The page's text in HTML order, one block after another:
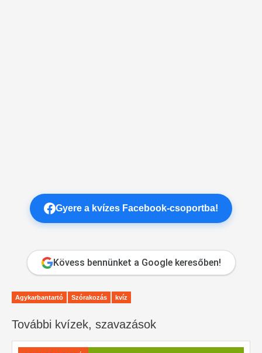
Gyere a kvízes Facebook-csoportba!
Kövess bennünket a Google keresőben!
Agykarbantartó Szórakozás kvíz
További kvízek, szavazások